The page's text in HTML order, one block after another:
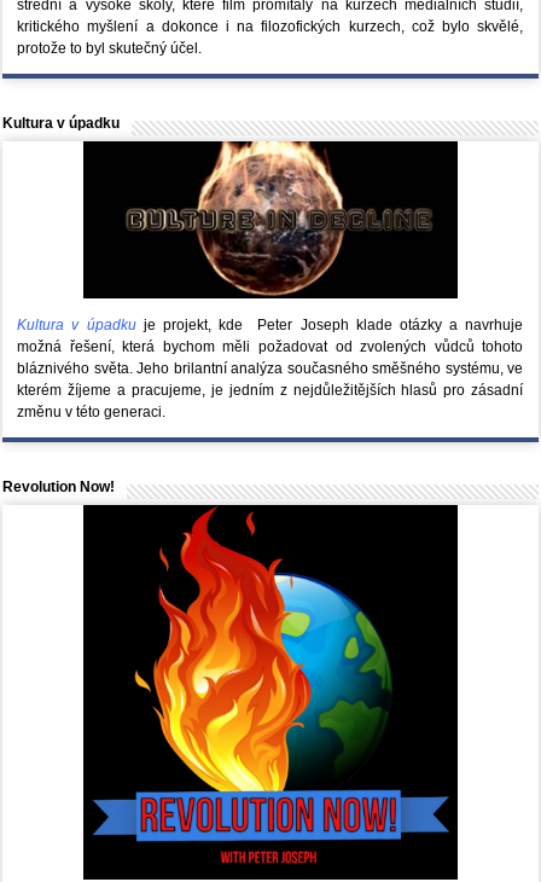
střední a vysoké školy, které film promítaly na kurzech mediálních studií,
kritického myšlení a dokonce i na filozofických kurzech, což bylo skvělé,
protože to byl skutečný účel.
Kultura v úpadku
Kultura v úpadkuje projekt, kde Peter Joseph klade otázky a navrhuje
možná řešení, která bychom měli požadovat od zvolených vůdců tohoto
bláznivého světa. Jeho brilantní analýza současného směšného systému, ve
kterém žíjeme a pracujeme, je jedním z nejdůležitějších hlasů pro zásadní
změnu v této generaci.
Revolution Now!